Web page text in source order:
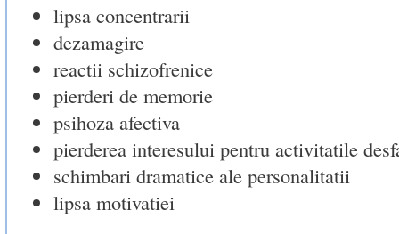
lipsa concentrarii
dezamagire
reactii schizofrenice
pierderi de memorie
psihoza afectiva
pierderea interesului pentru activitatile
schimbari dramatice ale personalitatii
lipsa motivatiei